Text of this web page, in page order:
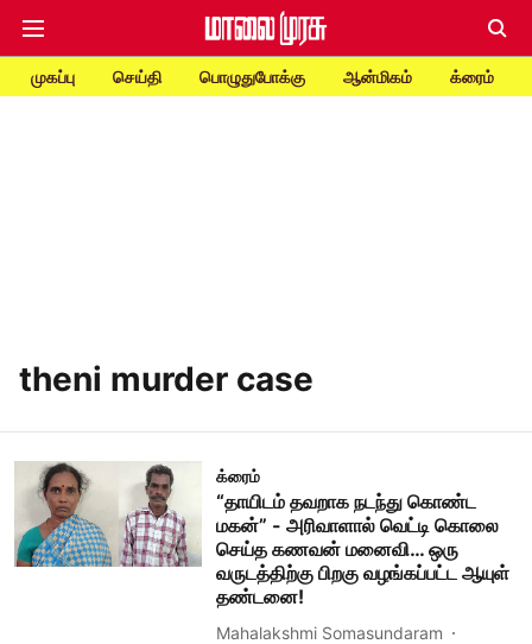
முகப்பு செய்தி பொழுதுபோக்கு ஆன்மிகம் க்ரைம்
theni murder case
க்ரைம்
“தாயிடம் தவறாக நடந்து கொண்ட
மகன்” - அரிவாளால் வெட்டி கொலை
செய்த கணவன் மனைவி… ஒரு
வருடத்திற்கு பிறகு வழங்கப்பட்ட ஆயுள்
தண்டனை!
Mahalakshmi Somasundaram